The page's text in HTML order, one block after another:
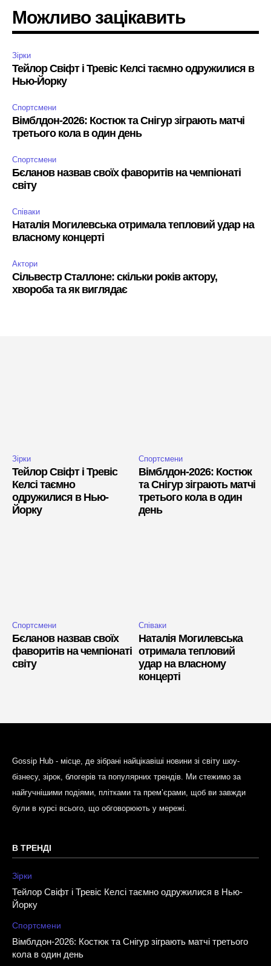
Можливо зацікавить
Зірки
Тейлор Свіфт і Тревіс Келсі таємно одружилися в
Нью-Йорку
Спортсмени
Вімблдон-2026: Костюк та Снігур зіграють матчі
третього кола в один день
Спортсмени
Бєланов назвав своїх фаворитів на чемпіонаті
світу
Співаки
Наталія Могилевська отримала тепловий удар на
власному концерті
Актори
Сільвестр Сталлоне: скільки років актору,
хвороба та як виглядає
Зірки
Тейлор Свіфт і Тревіс
Келсі таємно
одружилися в Нью-
Йорку
Спортсмени
Вімблдон-2026: Костюк
та Снігур зіграють матчі
третього кола в один
день
Спортсмени
Бєланов назвав своїх
фаворитів на чемпіонаті
світу
Співаки
Наталія Могилевська
отримала тепловий
удар на власному
концерті
Gossip Hub - місце, де зібрані найцікавіші новини зі світу шоу-
бізнесу, зірок, блогерів та популярних трендів. Ми стежимо за
найгучнішими подіями, плітками та прем’єрами, щоб ви завжди
були в курсі всього, що обговорюють у мережі.
В ТРЕНДІ
Зірки
Тейлор Свіфт і Тревіс Келсі таємно одружилися в Нью-
Йорку
Спортсмени
Вімблдон-2026: Костюк та Снігур зіграють матчі третього
кола в один день